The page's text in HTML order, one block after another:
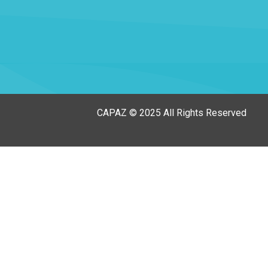
CAPAZ © 2025 All Rights Reserved